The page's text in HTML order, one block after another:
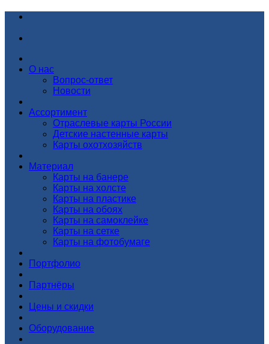
О нас
Вопрос-ответ
Новости
Ассортимент
Отраслевые карты России
Детские настенные карты
Карты охотхозяйств
Материал
Карты на банере
Карты на холсте
Карты на пластике
Карты на обоях
Карты на самоклейке
Карты на сетке
Карты на фотобумаге
Портфолио
Партнёры
Цены и скидки
Оборудование